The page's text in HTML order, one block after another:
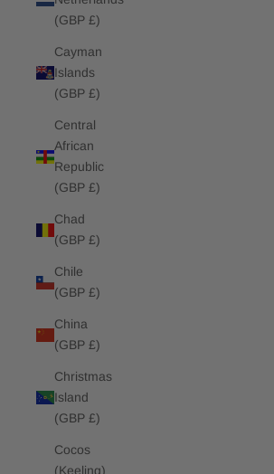
(GBP £)
Cayman
Islands
(GBP £)
Central
African
Republic
(GBP £)
Chad
(GBP £)
Chile
(GBP £)
China
(GBP £)
Christmas
Island
(GBP £)
Cocos
(Keeling)